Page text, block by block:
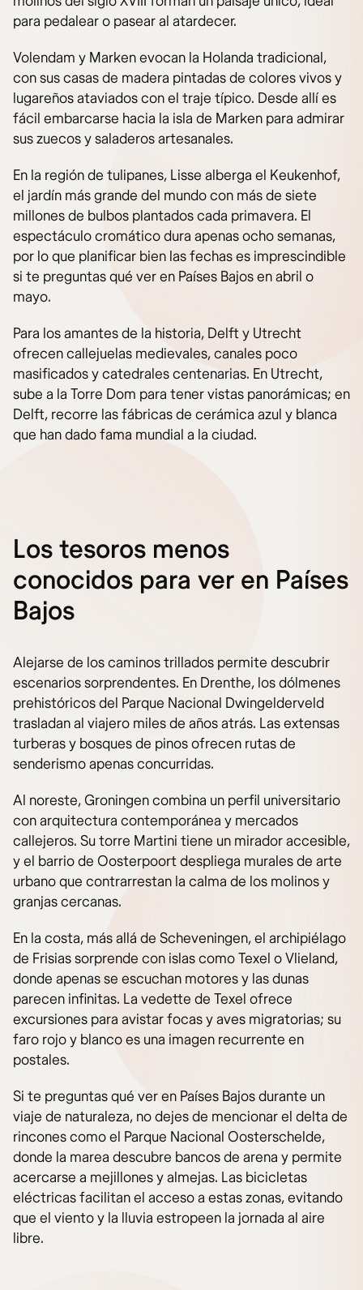
para pedalear o pasear al atardecer.
Volendam y Marken evocan la Holanda tradicional,
con sus casas de madera pintadas de colores vivos y
lugareños ataviados con el traje típico. Desde allí es
fácil embarcarse hacia la isla de Marken para admirar
sus zuecos y saladeros artesanales.
En la región de tulipanes, Lisse alberga el Keukenhof,
el jardín más grande del mundo con más de siete
millones de bulbos plantados cada primavera. El
espectáculo cromático dura apenas ocho semanas,
por lo que planificar bien las fechas es imprescindible
si te preguntas qué ver en Países Bajos en abril o
mayo.
Para los amantes de la historia, Delft y Utrecht
ofrecen callejuelas medievales, canales poco
masificados y catedrales centenarias. En Utrecht,
sube a la Torre Dom para tener vistas panorámicas; en
Delft, recorre las fábricas de cerámica azul y blanca
que han dado fama mundial a la ciudad.
Los tesoros menos
conocidos para ver en Países
Bajos
Alejarse de los caminos trillados permite descubrir
escenarios sorprendentes. En Drenthe, los dólmenes
prehistóricos del Parque Nacional Dwingelderveld
trasladan al viajero miles de años atrás. Las extensas
turberas y bosques de pinos ofrecen rutas de
senderismo apenas concurridas.
Al noreste, Groningen combina un perfil universitario
con arquitectura contemporánea y mercados
callejeros. Su torre Martini tiene un mirador accesible,
y el barrio de Oosterpoort despliega murales de arte
urbano que contrarrestan la calma de los molinos y
granjas cercanas.
En la costa, más allá de Scheveningen, el archipiélago
de Frisias sorprende con islas como Texel o Vlieland,
donde apenas se escuchan motores y las dunas
parecen infinitas. La vedette de Texel ofrece
excursiones para avistar focas y aves migratorias; su
faro rojo y blanco es una imagen recurrente en
postales.
Si te preguntas qué ver en Países Bajos durante un
viaje de naturaleza, no dejes de mencionar el delta de
rincones como el Parque Nacional Oosterschelde,
donde la marea descubre bancos de arena y permite
acercarse a mejillones y almejas. Las bicicletas
eléctricas facilitan el acceso a estas zonas, evitando
que el viento y la lluvia estropeen la jornada al aire
libre.